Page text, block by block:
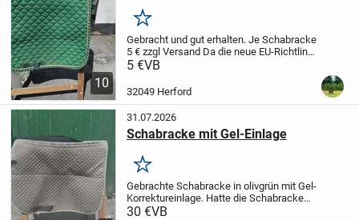
10
Merken
Gebracht und gut erhalten. Je Schabracke
5 € zzgl Versand Da die neue EU-Richtlinie
jetzt 1 Jahr Gewährleistung auch für
Verkäufer es nicht ausschließt...
5 €VB
32049 Herford
31.07.2026
Schabracke mit Gel-Einlage
Merken
Gebrachte Schabracke in olivgrün mit Gel-
Korrektureinlage. Hatte die Schabracke
unter einem VSD Sattel mit 17 und 18
30 €VB